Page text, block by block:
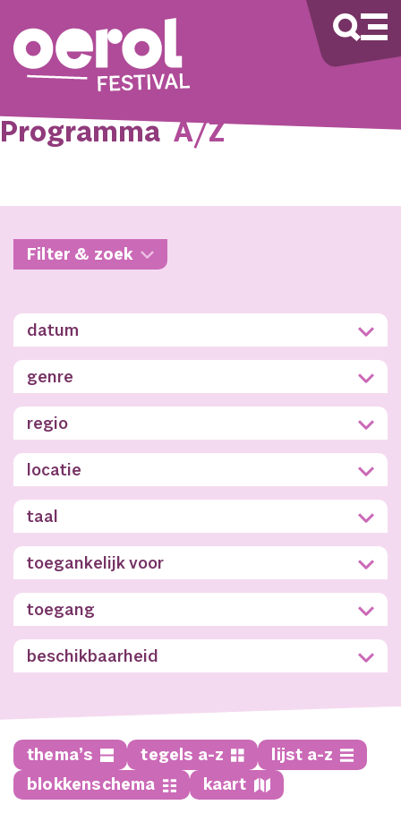
Programma A/Z
Filter & zoek
datum
genre
regio
locatie
taal
toegankelijk voor
toegang
beschikbaarheid
thema’s tegels a-z
lijst a-z
blokkenschema
kaart